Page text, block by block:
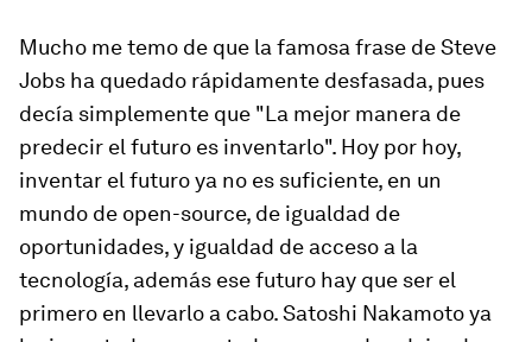
Mucho me temo de que la famosa frase de Steve
Jobs ha quedado rápidamente desfasada, pues
decía simplemente que "La mejor manera de
predecir el futuro es inventarlo". Hoy por hoy,
inventar el futuro ya no es suficiente, en un
mundo de open-source, de igualdad de
oportunidades, y igualdad de acceso a la
tecnología, además ese futuro hay que ser el
primero en llevarlo a cabo. Satoshi Nakamoto ya